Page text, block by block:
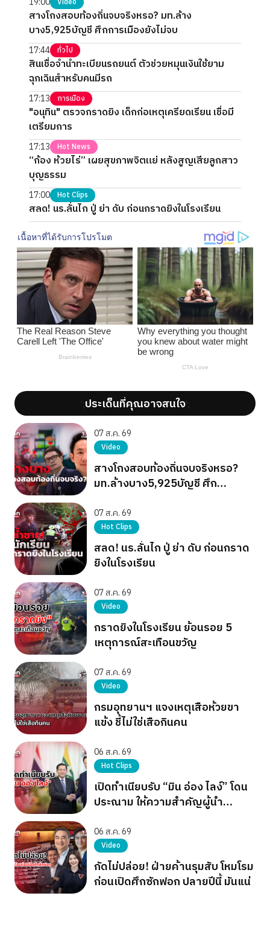
สางโกงสอบท้องถิ่นจบจริงหรอ? มท.ล้าง
บาง5,925บัญชี ศึกการเมืองยังไม่จบ
17:44 ทั่วไป
สินเชื่อจำนำทะเบียนรถยนต์ ตัวช่วยหมุนเงินใช้ยาม
ฉุกเฉินสำหรับคนมีรถ
17:13 การเมือง
"อนุทิน" ตรวจกราดยิง เด็กก่อเหตุเครียดเรียน เชื่อมี
เตรียมการ
17:13 Hot News
“ก้อง ห้วยไร่” เผยสุขภาพจิตแย่ หลังสูญเสียลูกสาว
บุญธรรม
17:00 Hot Clips
สลด! นร.ลั่นไก ปู่ ย่า ดับ ก่อนกราดยิงในโรงเรียน
';ประเด็นที่คุณอาจสนใจ';
07 ส.ค. 69
Video
สางโกงสอบท้องถิ่นจบจริงหรอ?
มท.ล้างบาง5,925บัญชี ศึก
07 ส.ค. 69
Hot Clips
สลด! นร.ลั่นไก ปู่ ย่า ดับ ก่อนกราด
ยิงในโรงเรียน
07 ส.ค. 69
Video
กราดยิงในโรงเรียน ย้อนรอย 5
เหตุการณ์สะเทือนขวัญ
07 ส.ค. 69
Video
กรมอุทยานฯ แจงเหตุเสือห้วยขา
แข้ง ชี้ไม่ใช่เสือกินคน
06 ส.ค. 69
Hot Clips
เปิดทำเนียบรับ “มิน อ่อง ไลง์” โดน
ประณาม ให้ความสำคัญผู้นำ
06 ส.ค. 69
Video
กัดไม่ปล่อย! ฝ่ายค้านรุมสับ โหมโรม
ก่อนเปิดศึกซักฟอก ปลายปีนี้ มันแน่